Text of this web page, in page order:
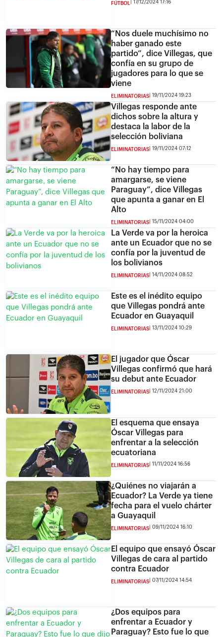
FÚTBOL 17/12/2024 17:16
“Nos duele muchísimo no
haber ganado este
partido”, dice Villegas, que
confía en su grupo de
jugadores para lo que se
viene
ELIMINATORIAS 19/11/2024 19:23
Villegas responde ante
dichos sobre la altura y
destaca la labor de la
selección boliviana
ELIMINATORIAS 19/11/2024 07:12
“No hay tiempo para
amargarse, se viene
Paraguay”, dice Villegas
que apunta a ganar en El
Alto
ELIMINATORIAS 15/11/2024 04:00
La Verde va por la heroica
ante un Ecuador que no se
confía por la juventud de
los bolivianos
ELIMINATORIAS 14/11/2024 08:52
Este es el inédito equipo
que Villegas pondrá ante
Ecuador en Guayaquil
ELIMINATORIAS 13/11/2024 10:29
El jugador que Óscar
Villegas confirmó que hará
su debut ante Ecuador
ELIMINATORIAS 12/11/2024 21:00
El esquema que ensaya
Óscar Villegas para
enfrentar a la selección
ecuatoriana
ELIMINATORIAS 11/11/2024 16:56
¿Quiénes no viajarán a
Ecuador? La Verde ya tiene
fecha para el vuelo chárter
a Guayaquil
ELIMINATORIAS 09/11/2024 16:10
El equipo que ensayó Óscar
Villegas de cara al partido
contra Ecuador
ELIMINATORIAS 07/11/2024 14:54
¿Dos equipos para
enfrentar a Ecuador y
Paraguay? Esto fue lo que